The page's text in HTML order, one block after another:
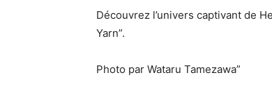
Découvrez l’univers captivant de
Yarn”.
Photo par Wataru Tamezawa”